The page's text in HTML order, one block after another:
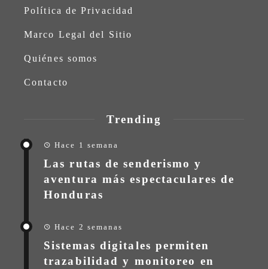
Política de Privacidad
Marco Legal del Sitio
Quiénes somos
Contacto
Trending
Hace 1 semana
Las rutas de senderismo y
aventura más espectaculares de
Honduras
Hace 2 semanas
Sistemas digitales permiten
trazabilidad y monitoreo en